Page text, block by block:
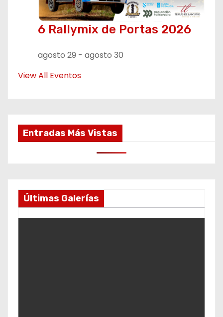
6 Rallymix de Portas 2026
agosto 29 - agosto 30
View All Eventos
Entradas Más Vistas
Últimas Galerías